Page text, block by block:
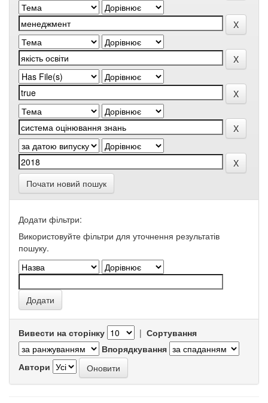
Почати новий пошук
Додати фільтри:
Використовуйте фільтри для уточнення результатів
пошуку.
Вивести на сторінку | Сортування
Впорядкування
Автори